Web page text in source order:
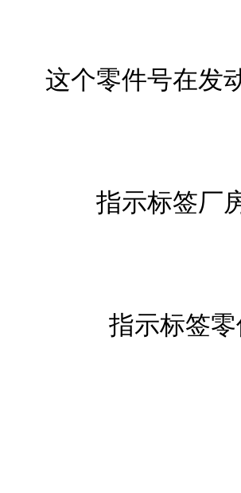
这个零件号在发
指示标签厂
指示标签